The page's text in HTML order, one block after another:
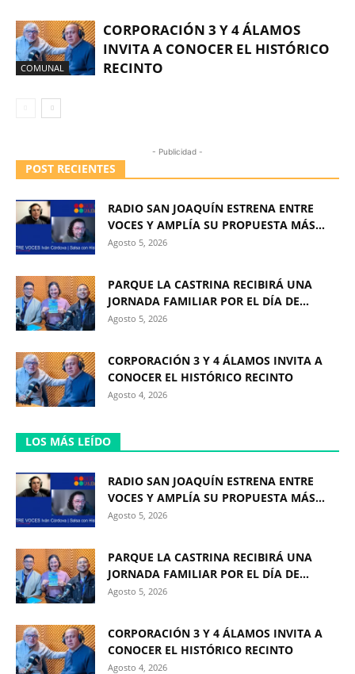
COMUNAL
CORPORACIÓN 3 Y 4 ÁLAMOS
INVITA A CONOCER EL HISTÓRICO
RECINTO
- Publicidad -
POST RECIENTES
RADIO SAN JOAQUÍN ESTRENA ENTRE
VOCES Y AMPLÍA SU PROPUESTA MÁS...
Agosto 5, 2026
PARQUE LA CASTRINA RECIBIRÁ UNA
JORNADA FAMILIAR POR EL DÍA DE...
Agosto 5, 2026
CORPORACIÓN 3 Y 4 ÁLAMOS INVITA A
CONOCER EL HISTÓRICO RECINTO
Agosto 4, 2026
LOS MÁS LEÍDO
RADIO SAN JOAQUÍN ESTRENA ENTRE
VOCES Y AMPLÍA SU PROPUESTA MÁS...
Agosto 5, 2026
PARQUE LA CASTRINA RECIBIRÁ UNA
JORNADA FAMILIAR POR EL DÍA DE...
Agosto 5, 2026
CORPORACIÓN 3 Y 4 ÁLAMOS INVITA A
CONOCER EL HISTÓRICO RECINTO
Agosto 4, 2026